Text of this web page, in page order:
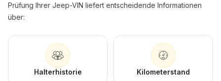
Prüfung Ihrer Jeep-VIN liefert entscheidende Informationen
über:
Halterhistorie Kilometerstand